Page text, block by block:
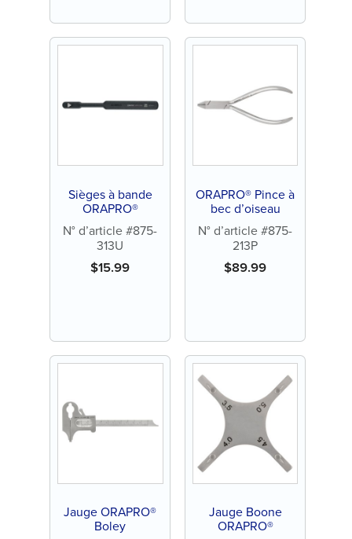
Sièges à bande
ORAPRO®
N° d’article #875-
313U
$15.99
ORAPRO® Pince à
bec d’oiseau
N° d’article #875-
213P
$89.99
Jauge ORAPRO®
Boley
Jauge Boone
ORAPRO®